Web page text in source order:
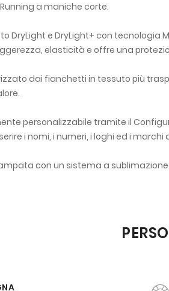
a maniche corte.
DryLight e DryLight+ con
elasticità e offre una
dai fianchetti in tessuto più
personalizzabile tramite il
i nomi, i numeri, i loghi ed i marchi
con un sistema a